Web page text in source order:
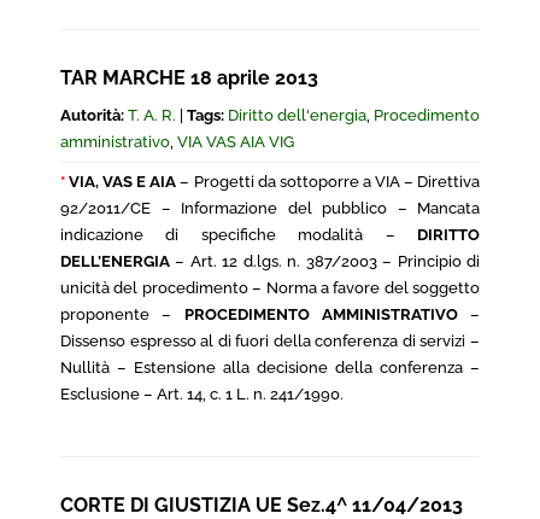
TAR MARCHE 18 aprile 2013
Autorità: T. A. R. Tags: Diritto dell'energia, Procedimento
amministrativo, VIA VAS AIA VIG
*VIA, VAS E AIA – Progetti da sottoporre a VIA – Direttiva
92/2011/CE – Informazione del pubblico – Mancata
indicazione di specifiche modalità – DIRITTO
DELL’ENERGIA – Art. 12 d.lgs. n. 387/2003 – Principio di
unicità del procedimento – Norma a favore del soggetto
proponente – PROCEDIMENTO AMMINISTRATIVO–
Dissenso espresso al di fuori della conferenza di servizi –
Nullità – Estensione alla decisione della conferenza –
Esclusione – Art. 14, c. 1 L. n. 241/1990.
CORTE DI GIUSTIZIA UE Sez.4^ 11/04/2013